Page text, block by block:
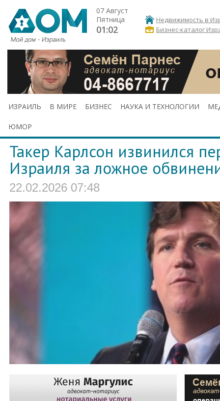
07 Август
Пятница
01:02
Недвижимость в
Бизнес-каталог
ИЗРАИЛЬ В МИРЕ БИЗНЕС НАУКА И ТЕХНОЛОГИИ
ЮМОР
Такер Карлсон извинился
Израиля за ложное
22.02.2026 07:48